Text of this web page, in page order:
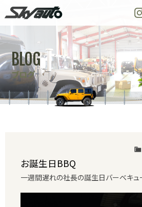
ホーム 在庫車情報
整備作業実例 パーツ販売
店舗紹介 工場紹介
スタッフ紹介 求人情報
BLOG
ブログ
お誕生日BBQ
一週間遅れの社長の誕生日バーベキュ